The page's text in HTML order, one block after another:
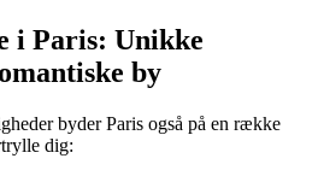
i Paris: Unikke
by
byder Paris også på en række
dig: